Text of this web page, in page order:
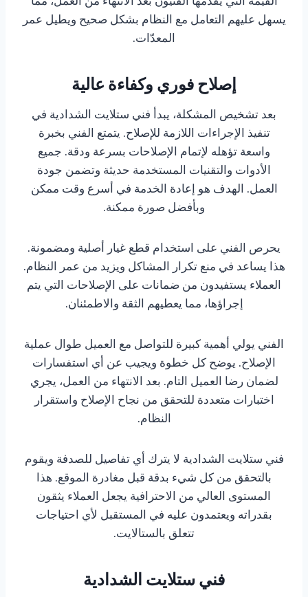
يسهل عليهم التعامل مع النظام بشكل صحيح ويطيل عمر
المعدّات.
إصلاح فوري وكفاءة عالية
بعد تشخيص المشكلة، يبدأ فني ستلايت الشدادية في
تنفيذ الإجراءات اللازمة للإصلاح. يتمتع الفني بخبرة
واسعة تؤهله لإتمام الإصلاحات بسرعة ودقة. جميع
الأدوات والتقنيات المستخدمة حديثة وتضمن جودة
العمل. الهدف هو إعادة الخدمة في أسرع وقت ممكن
وبأفضل صورة ممكنة.
يحرص الفني على استخدام قطع غيار أصلية ومضمونة.
هذا يساعد في منع تكرار المشاكل ويزيد من عمر النظام.
العملاء يستفيدون من ضمانات على الإصلاحات التي يتم
إجراؤها، مما يعطيهم الثقة والاطمئنان.
الفني يولي أهمية كبيرة للتواصل مع العميل طوال عملية
الإصلاح. يوضح كل خطوة ويجيب عن أي استفسارات
لضمان رضا العميل التام. بعد الانتهاء من العمل، يجري
اختبارات متعددة للتحقق من نجاح الإصلاح واستقرار
النظام.
فني ستلايت الشدادية لا يترك أي تفاصيل للصدفة ويقوم
بالتحقق من كل شيء بدقة قبل مغادرة الموقع. هذا
المستوى العالي من الاحترافية يجعل العملاء يثقون
بقدراته ويعتمدون عليه في المستقبل لأي احتياجات
تتعلق بالستالايت.
فني ستلايت الشدادية